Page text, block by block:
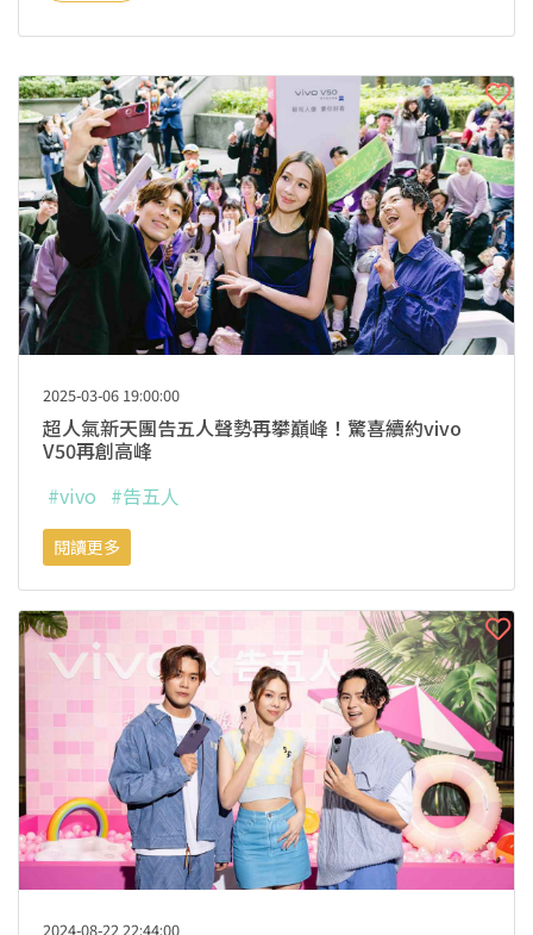
2025-03-06 19:00:00
超人氣新天團告五人聲勢再攀巔峰！驚喜續約vivo
V50再創高峰
#vivo #告五人
閱讀更多
2024-08-22 22:44:00